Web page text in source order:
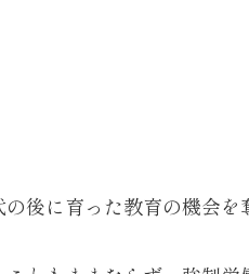
後に育った教育の機会を